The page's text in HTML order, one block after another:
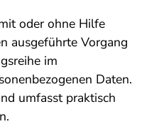
oder ohne Hilfe
ausgeführte Vorgang
im
Daten.
umfasst praktisch